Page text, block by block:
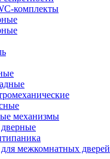
комплекты
механизмы
межкомнатных дверей